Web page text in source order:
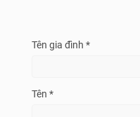
Tên gia đình *
Tên *